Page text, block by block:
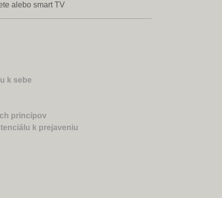
alebo smart TV
k sebe
princípov
k prejaveniu